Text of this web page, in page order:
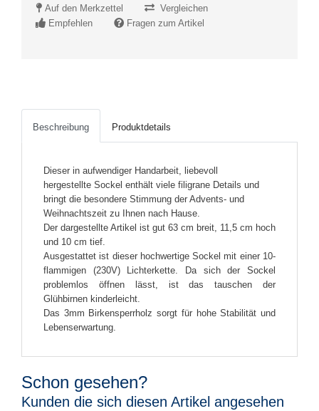
Auf den Merkzettel
Vergleichen
Empfehlen
Fragen zum Artikel
Beschreibung Produktdetails
Dieser in aufwendiger Handarbeit, liebevoll
hergestellte Sockel enthält viele filigrane Details und
bringt die besondere Stimmung der Advents- und
Weihnachtszeit zu Ihnen nach Hause.
Der dargestellte Artikel ist gut 63 cm breit, 11,5 cm hoch
und 10 cm tief.
Ausgestattet ist dieser hochwertige Sockel mit einer 10-
flammigen (230V) Lichterkette. Da sich der Sockel
problemlos öffnen lässt, ist das tauschen der
Glühbirnen kinderleicht.
Das 3mm Birkensperrholz sorgt für hohe Stabilität und
Lebenserwartung.
Schon gesehen?
Kunden die sich diesen Artikel angesehen